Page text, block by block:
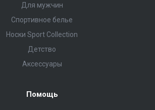
Для мужчин
Спортивное белье
Носки Sport Collection
Детство
Аксессуары
Помощь